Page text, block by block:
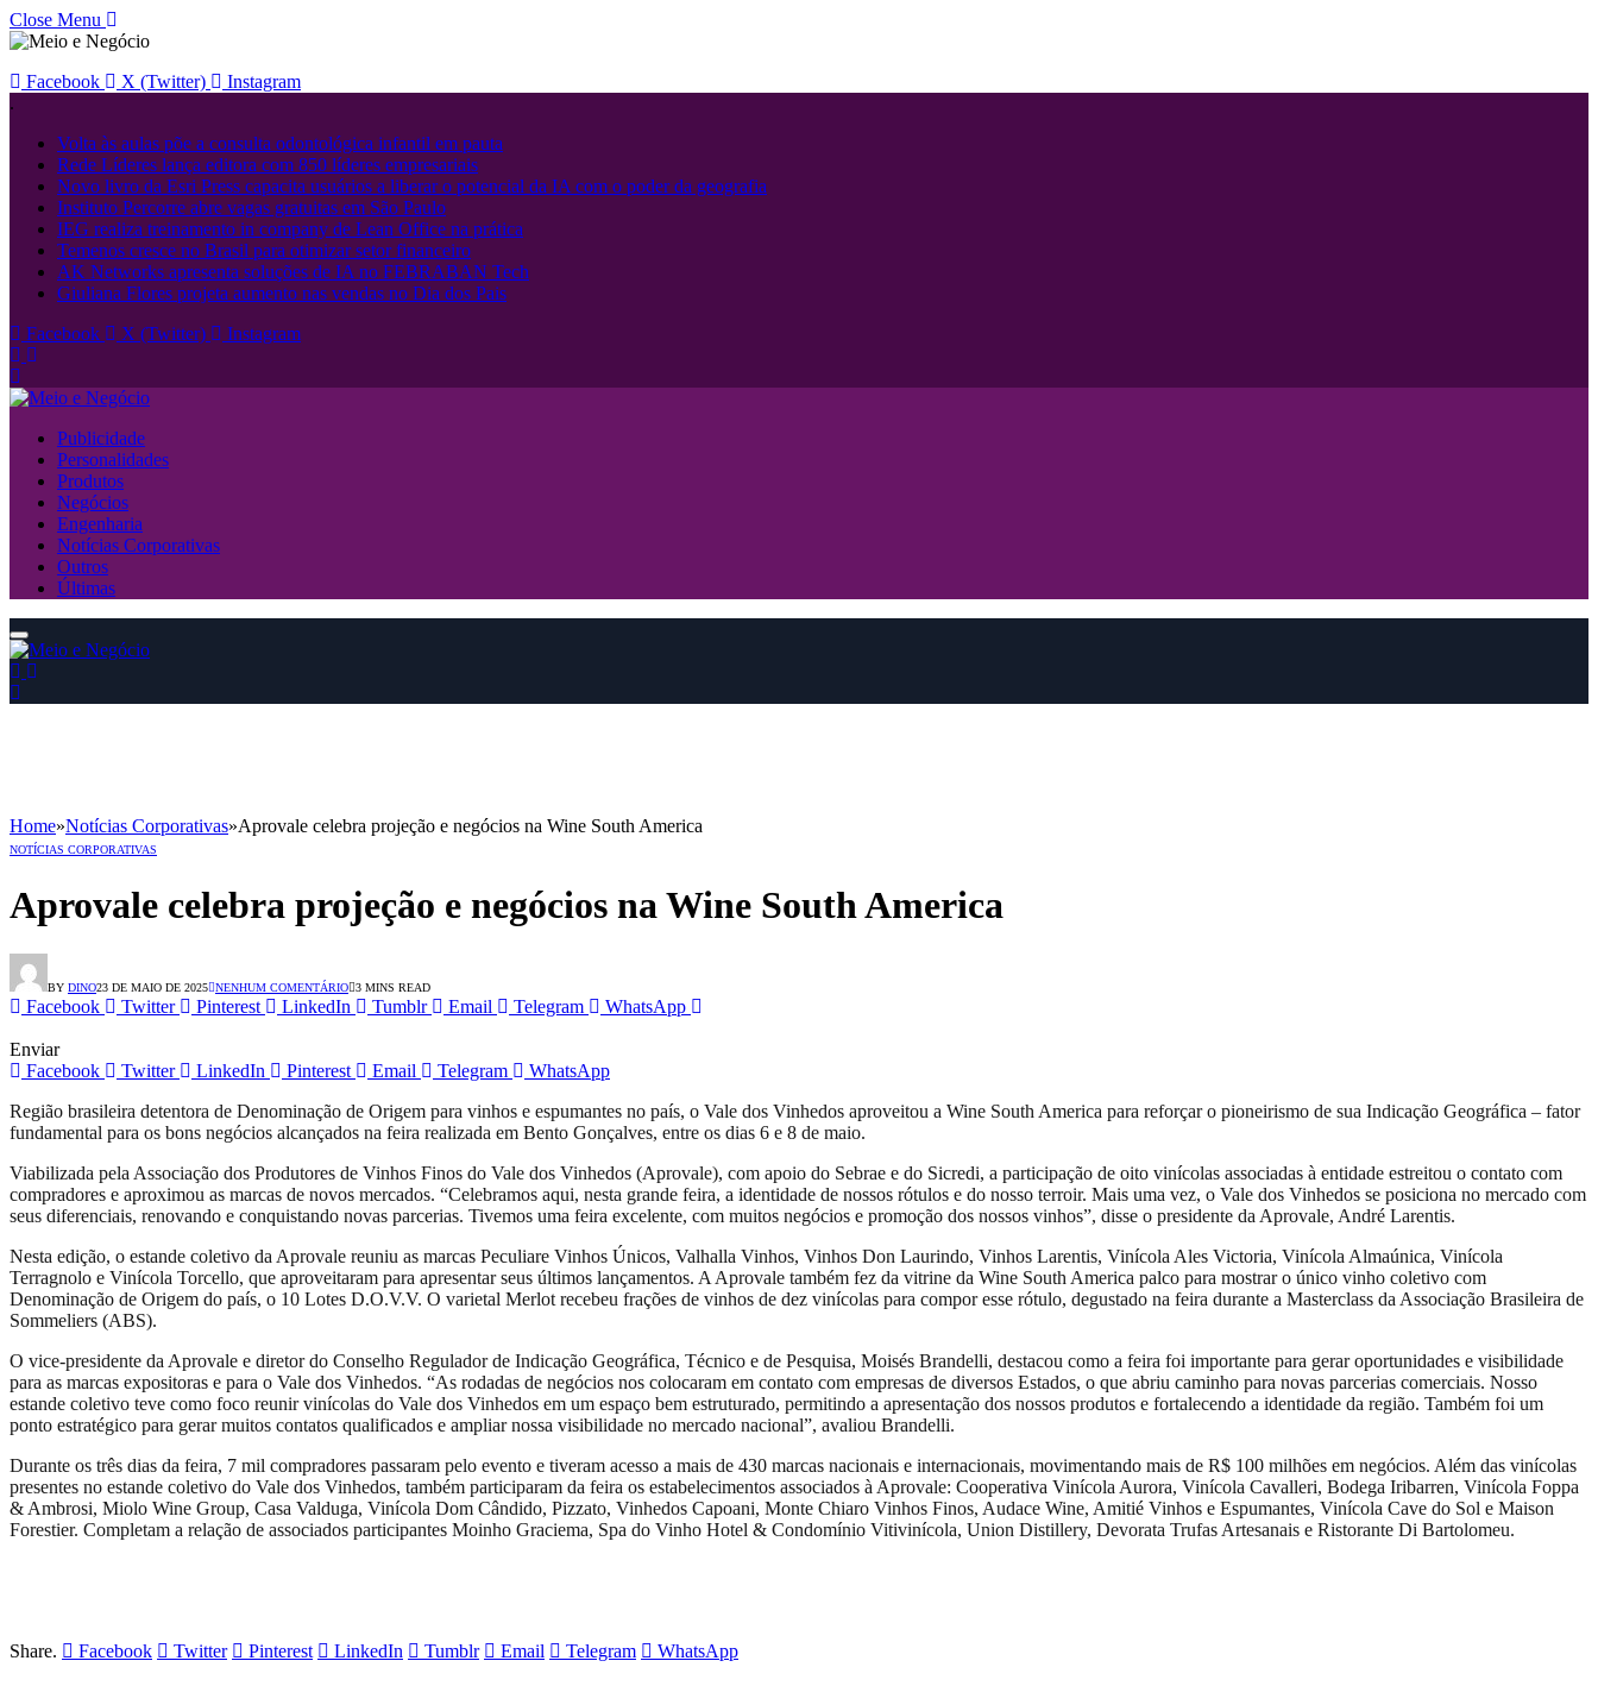
Close Menu
Facebook X (Twitter)
Instagram
.
Volta às aulas põe a consulta odontológica infantil em pauta
Rede Líderes lança editora com 850 líderes empresariais
Novo livro da Esri Press capacita usuários a liberar o potencial da IA ​​com o poder da geografia
Instituto Percorre abre vagas gratuitas em São Paulo
IEG realiza treinamento in company de Lean Office na prática
Temenos cresce no Brasil para otimizar setor financeiro
AK Networks apresenta soluções de IA no FEBRABAN Tech
Giuliana Flores projeta aumento nas vendas no Dia dos Pais
Facebook
X (Twitter) Instagram
Publicidade
Personalidades
Produtos
Negócios
Engenharia
Notícias Corporativas
Outros
Últimas
Home»Notícias Corporativas»Aprovale celebra projeção e negócios na Wine South America
NOTÍCIAS CORPORATIVAS
Aprovale celebra projeção e negócios na Wine South America
BY DINO23 DE MAIO DE 2025 NENHUM COMENTÁRIO 3 MINS READ
Facebook Twitter Pinterest LinkedIn Tumblr Email Telegram WhatsApp
Enviar
Facebook
Twitter LinkedIn Pinterest Email Telegram
WhatsApp
Região brasileira detentora de Denominação de Origem para vinhos e espumantes no país, o Vale dos Vinhedos aproveitou a Wine South America para reforçar o pioneirismo de sua Indicação Geográfica – fator
fundamental para os bons negócios alcançados na feira realizada em Bento Gonçalves, entre os dias 6 e 8 de maio.
Viabilizada pela Associação dos Produtores de Vinhos Finos do Vale dos Vinhedos (Aprovale), com apoio do Sebrae e do Sicredi, a participação de oito vinícolas associadas à entidade estreitou o contato com
compradores e aproximou as marcas de novos mercados. “Celebramos aqui, nesta grande feira, a identidade de nossos rótulos e do nosso terroir. Mais uma vez, o Vale dos Vinhedos se posiciona no mercado com
seus diferenciais, renovando e conquistando novas parcerias. Tivemos uma feira excelente, com muitos negócios e promoção dos nossos vinhos”, disse o presidente da Aprovale, André Larentis.
Nesta edição, o estande coletivo da Aprovale reuniu as marcas Peculiare Vinhos Únicos, Valhalla Vinhos, Vinhos Don Laurindo, Vinhos Larentis, Vinícola Ales Victoria, Vinícola Almaúnica, Vinícola
Terragnolo e Vinícola Torcello, que aproveitaram para apresentar seus últimos lançamentos. A Aprovale também fez da vitrine da Wine South America palco para mostrar o único vinho coletivo com
Denominação de Origem do país, o 10 Lotes D.O.V.V. O varietal Merlot recebeu frações de vinhos de dez vinícolas para compor esse rótulo, degustado na feira durante a Masterclass da Associação Brasileira de
Sommeliers (ABS).
O vice-presidente da Aprovale e diretor do Conselho Regulador de Indicação Geográfica, Técnico e de Pesquisa, Moisés Brandelli, destacou como a feira foi importante para gerar oportunidades e visibilidade
para as marcas expositoras e para o Vale dos Vinhedos. “As rodadas de negócios nos colocaram em contato com empresas de diversos Estados, o que abriu caminho para novas parcerias comerciais. Nosso
estande coletivo teve como foco reunir vinícolas do Vale dos Vinhedos em um espaço bem estruturado, permitindo a apresentação dos nossos produtos e fortalecendo a identidade da região. Também foi um
ponto estratégico para gerar muitos contatos qualificados e ampliar nossa visibilidade no mercado nacional”, avaliou Brandelli.
Durante os três dias da feira, 7 mil compradores passaram pelo evento e tiveram acesso a mais de 430 marcas nacionais e internacionais, movimentando mais de R$ 100 milhões em negócios. Além das vinícolas
presentes no estande coletivo do Vale dos Vinhedos, também participaram da feira os estabelecimentos associados à Aprovale: Cooperativa Vinícola Aurora, Vinícola Cavalleri, Bodega Iribarren, Vinícola Foppa
& Ambrosi, Miolo Wine Group, Casa Valduga, Vinícola Dom Cândido, Pizzato, Vinhedos Capoani, Monte Chiaro Vinhos Finos, Audace Wine, Amitié Vinhos e Espumantes, Vinícola Cave do Sol e Maison
Forestier. Completam a relação de associados participantes Moinho Graciema, Spa do Vinho Hotel & Condomínio Vitivinícola, Union Distillery, Devorata Trufas Artesanais e Ristorante Di Bartolomeu.
Share. Facebook Twitter Pinterest LinkedIn Tumblr Email Telegram WhatsApp